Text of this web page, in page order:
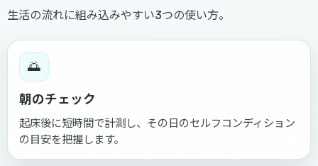
生活の流れに組み込みやすい3つの使い方。
🌅
朝のチェック
起床後に短時間で計測し、その日のセルフコンディション
の目安を把握します。